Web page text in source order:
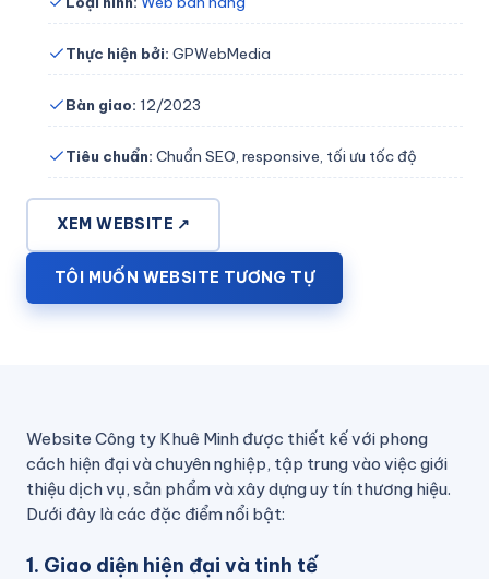
Thực hiện bởi: GPWebMedia
Bàn giao: 12/2023
Tiêu chuẩn: Chuẩn SEO, responsive, tối ưu tốc độ
XEM WEBSITE ↗
TÔI MUỐN WEBSITE TƯƠNG TỰ
Website Công ty Khuê Minh được thiết kế với phong
cách hiện đại và chuyên nghiệp, tập trung vào việc giới
thiệu dịch vụ, sản phẩm và xây dựng uy tín thương hiệu.
Dưới đây là các đặc điểm nổi bật:
1. Giao diện hiện đại và tinh tế